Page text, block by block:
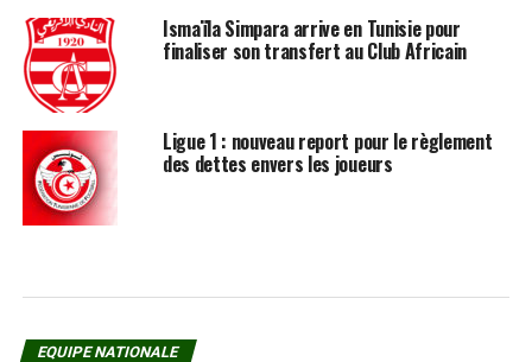
Ismaïla Simpara arrive en Tunisie pour
finaliser son transfert au Club Africain
Ligue 1 : nouveau report pour le règlement
des dettes envers les joueurs
EQUIPE NATIONALE